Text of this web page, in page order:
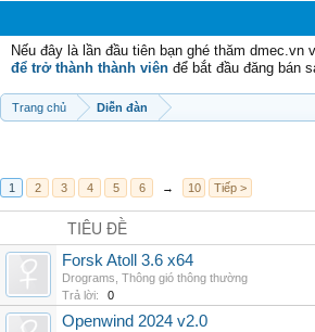
Nếu đây là lần đầu tiên bạn ghé thăm
để trở thành thành viên để bắt đầu đăng bán
Trang chủ Diễn đàn
1 2 3 4 5 6 → 10 Tiếp >
TIÊU ĐỀ
Forsk Atoll 3.6 x64
Drograms Thông gió thông thường
Trả lời:
0
Openwind 2024 v2.0